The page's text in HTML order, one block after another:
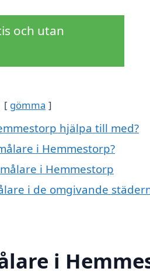
och utan
gömma
hjälpa till med?
i Hemmestorp?
i Hemmestorp
i de omgivande
i